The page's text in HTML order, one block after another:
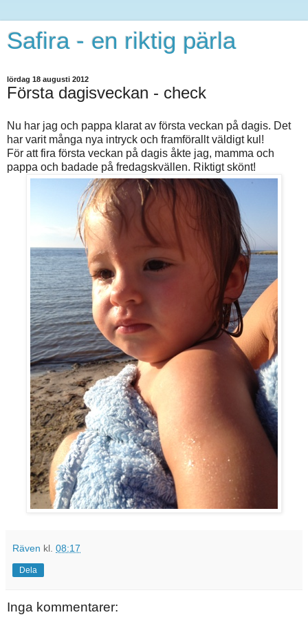
Safira - en riktig pärla
lördag 18 augusti 2012
Första dagisveckan - check
Nu har jag och pappa klarat av första veckan på dagis. Det
har varit många nya intryck och framförallt väldigt kul!
För att fira första veckan på dagis åkte jag, mamma och
pappa och badade på fredagskvällen. Riktigt skönt!
Räven kl. 08:17
Dela
Inga kommentarer: